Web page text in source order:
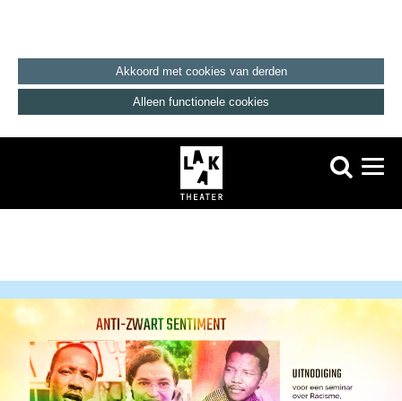
Akkoord met cookies van derden
Alleen functionele cookies